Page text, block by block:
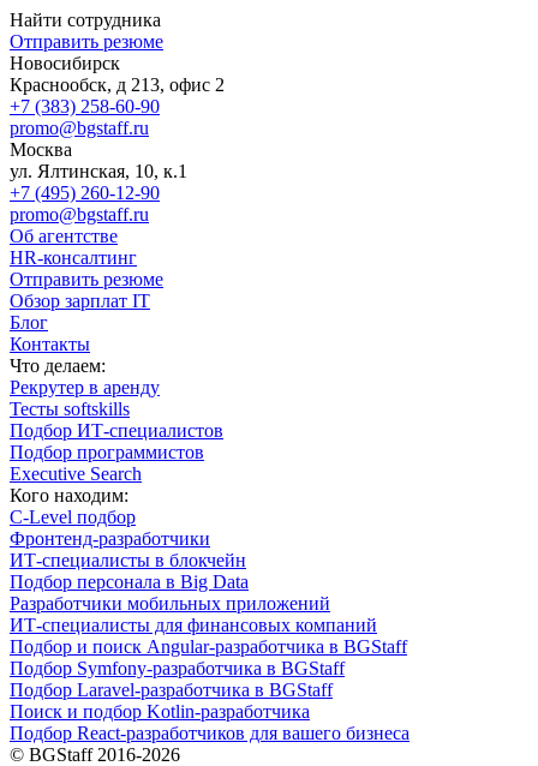
Найти сотрудника
Отправить резюме
Новосибирск
Краснообск, д 213, офис 2
+7 (383) 258-60-90
promo@bgstaff.ru
Москва
ул. Ялтинская, 10, к.1
+7 (495) 260-12-90
promo@bgstaff.ru
Об агентстве
HR-консалтинг
Отправить резюме
Обзор зарплат IT
Блог
Контакты
Что делаем:
Рекрутер в аренду
Тесты softskills
Подбор ИТ-специалистов
Подбор программистов
Executive Search
Кого находим:
С-Level подбор
Фронтенд-разработчики
ИТ-специалисты в блокчейн
Подбор персонала в Big Data
Разработчики мобильных приложений
ИТ-специалисты для финансовых компаний
Подбор и поиск Angular-разработчика в BGStaff
Подбор Symfony-разработчика в BGStaff
Подбор Laravel-разработчика в BGStaff
Поиск и подбор Kotlin-разработчика
Подбор React-разработчиков для вашего бизнеса
© BGStaff 2016-2026